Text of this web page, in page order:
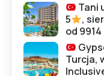
Tani
5
,
od 9914
Turcja,